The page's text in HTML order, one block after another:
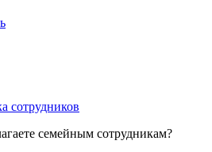
сотрудников
семейным сотрудникам?